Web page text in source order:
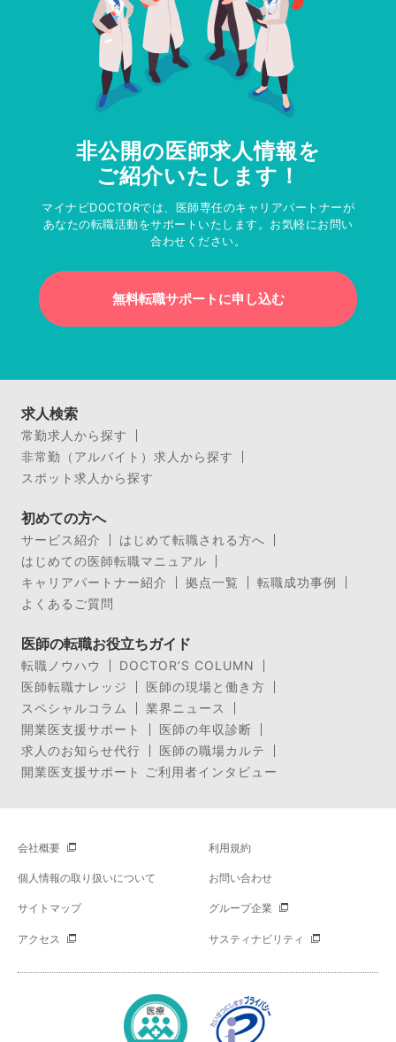
非公開の医師求人情報を
ご紹介いたします！
マイナビDOCTORでは、医師専任のキャリアパートナーが
あなたの転職活動をサポートいたします。お気軽にお問い
合わせください。
無料転職サポートに申し込む
求人検索
常勤求人から探す
非常勤（アルバイト）求人から探す
スポット求人から探す
初めての方へ
サービス紹介
はじめて転職される方へ
はじめての医師転職マニュアル
キャリアパートナー紹介
拠点一覧
転職成功事例
よくあるご質問
医師の転職お役立ちガイド
転職ノウハウ
DOCTOR’S COLUMN
医師転職ナレッジ
医師の現場と働き方
スペシャルコラム
業界ニュース
開業医支援サポート
医師の年収診断
求人のお知らせ代行
医師の職場カルテ
開業医支援サポート ご利用者インタビュー
会社概要 利用規約
個人情報の取り扱いについて お問い合わせ
サイトマップ グループ企業
アクセス サスティナビリティ